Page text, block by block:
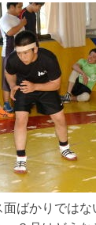
ばかりではな